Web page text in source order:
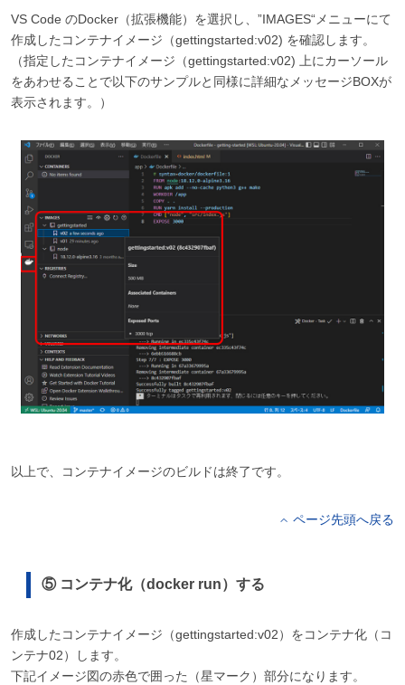
VS Code のDocker（拡張機能）を選択し、”IMAGES“メニューにて
作成したコンテナイメージ（gettingstarted:v02) を確認します。
（指定したコンテナイメージ（gettingstarted:v02) 上にカーソール
をあわせることで以下のサンプルと同様に詳細なメッセージBOXが
表示されます。）
以上で、コンテナイメージのビルドは終了です。
ページ先頭へ戻る
⑤ コンテナ化（docker run）する
作成したコンテナイメージ（gettingstarted:v02）をコンテナ化（コ
ンテナ02）します。
下記イメージ図の赤色で囲った（星マーク）部分になります。